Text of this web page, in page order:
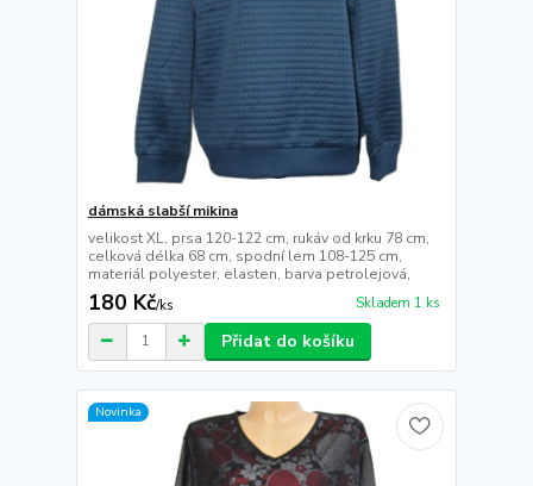
dámská slabší mikina
velikost XL, prsa 120-122 cm, rukáv od krku 78 cm,
celková délka 68 cm, spodní lem 108-125 cm,
materiál polyester, elasten, barva petrolejová,
180 Kč/ks Skladem 1 ks
Přidat do košíku
Novinka